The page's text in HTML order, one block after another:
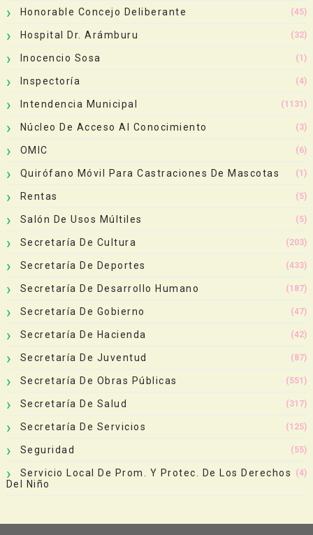
Honorable Concejo Deliberante (45)
Hospital Dr. Arámburu (32)
Inocencio Sosa (1)
Inspectoría (4)
Intendencia Municipal (1131)
Núcleo De Acceso Al Conocimiento (3)
OMIC (6)
Quirófano Móvil Para Castraciones De Mascotas (1)
Rentas (5)
Salón De Usos Múltiles (5)
Secretaría De Cultura (203)
Secretaría De Deportes (433)
Secretaría De Desarrollo Humano (187)
Secretaría De Gobierno (47)
Secretaría De Hacienda (42)
Secretaría De Juventud (87)
Secretaría De Obras Públicas (551)
Secretaría De Salud (317)
Secretaría De Servicios (125)
Seguridad (55)
Servicio Local De Prom. Y Protec. De Los Derechos
Del Niño
(4)